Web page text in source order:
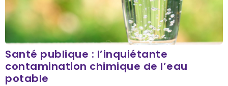
Santé publique : l’inquiétante
contamination chimique de l’eau
potable